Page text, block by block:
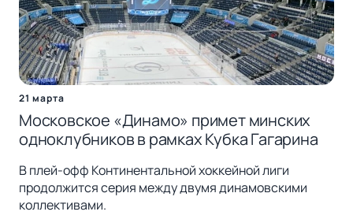
21 марта
Московское «Динамо» примет минских
одноклубников в рамках Кубка Гагарина
В плей-офф Континентальной хоккейной лиги
продолжится серия между двумя динамовскими
коллективами.